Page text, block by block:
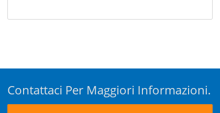
Contattaci Per Maggiori Informazioni.